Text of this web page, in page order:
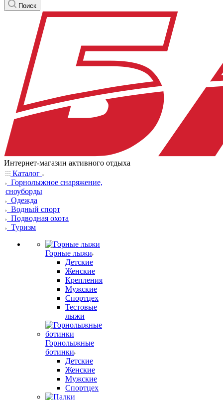
Поиск
Интернет-магазин активного отдыха
Каталог
Горнолыжное снаряжение,
сноуборды
Одежда
Водный спорт
Подводная охота
Туризм
Горные лыжи
Детские
Женские
Крепления
Мужские
Спортцех
Тестовые
лыжи
Горнолыжные
ботинки
Детские
Женские
Мужские
Спортцех